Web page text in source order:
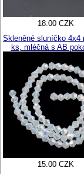
18.00 CZK
Skleněné sluníčko 4x4
ks, mléčná s AB
15.00 CZK